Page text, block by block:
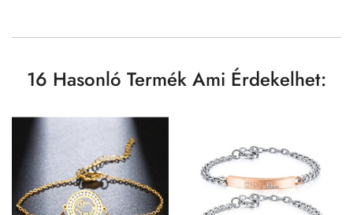
16 Hasonló Termék Ami Érdekelhet: